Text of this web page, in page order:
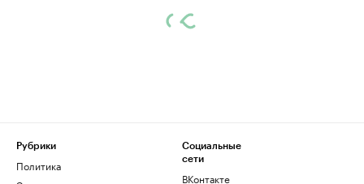
Рубрики
Политика
Социальные
сети
ВКонтакте